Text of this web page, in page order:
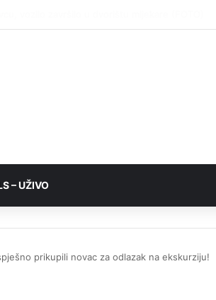
– UŽIVO
prikupili novac za odlazak na ekskurziju!